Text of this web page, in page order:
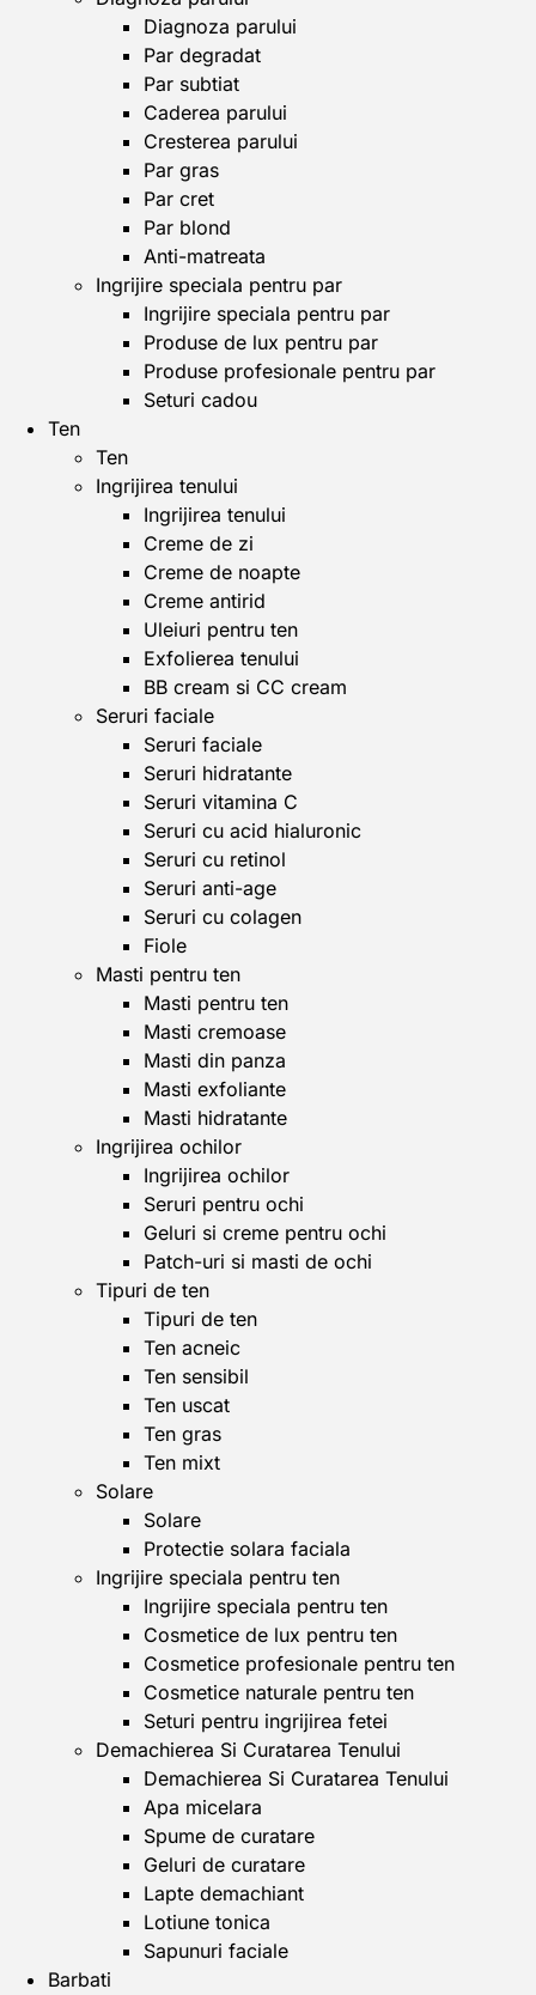
Diagnoza parului
Par degradat
Par subtiat
Caderea parului
Cresterea parului
Par gras
Par cret
Par blond
Anti-matreata
Ingrijire speciala pentru par
Ingrijire speciala pentru par
Produse de lux pentru par
Produse profesionale pentru par
Seturi cadou
Ten
Ten
Ingrijirea tenului
Ingrijirea tenului
Creme de zi
Creme de noapte
Creme antirid
Uleiuri pentru ten
Exfolierea tenului
BB cream si CC cream
Seruri faciale
Seruri faciale
Seruri hidratante
Seruri vitamina C
Seruri cu acid hialuronic
Seruri cu retinol
Seruri anti-age
Seruri cu colagen
Fiole
Masti pentru ten
Masti pentru ten
Masti cremoase
Masti din panza
Masti exfoliante
Masti hidratante
Ingrijirea ochilor
Ingrijirea ochilor
Seruri pentru ochi
Geluri si creme pentru ochi
Patch-uri si masti de ochi
Tipuri de ten
Tipuri de ten
Ten acneic
Ten sensibil
Ten uscat
Ten gras
Ten mixt
Solare
Solare
Protectie solara faciala
Ingrijire speciala pentru ten
Ingrijire speciala pentru ten
Cosmetice de lux pentru ten
Cosmetice profesionale pentru ten
Cosmetice naturale pentru ten
Seturi pentru ingrijirea fetei
Demachierea Si Curatarea Tenului
Demachierea Si Curatarea Tenului
Apa micelara
Spume de curatare
Geluri de curatare
Lapte demachiant
Lotiune tonica
Sapunuri faciale
Barbati